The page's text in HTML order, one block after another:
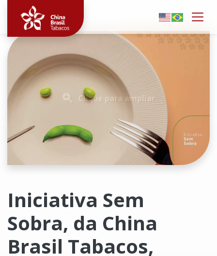
Clique para ampliar
Iniciativa Sem
Sobra, da China
Brasil Tabacos,